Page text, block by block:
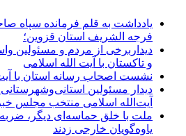
یادداشت به قلم فرمانده سپاه
فرجه الشریف استان قزوین؛
دیداربرخی از مردم و مسئولین
و تاکستان با آیت الله اسلامی
نشست اصحاب رسانه استان با
دیدار مسئولین
آیت‌الله‌ اسلامی منتخب مجلس‌
ملت با خلق حماسه‌ای دیگر،
یاوه‌گویان خارجی زدند